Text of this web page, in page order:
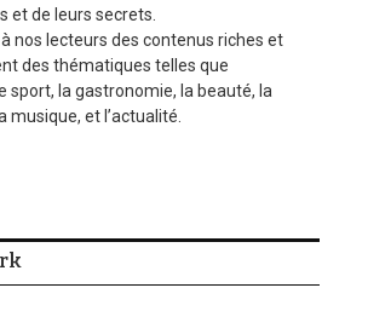
et de leurs secrets.
nos lecteurs des contenus riches et
des thématiques telles que
sport, la gastronomie, la beauté, la
musique, et l’actualité.